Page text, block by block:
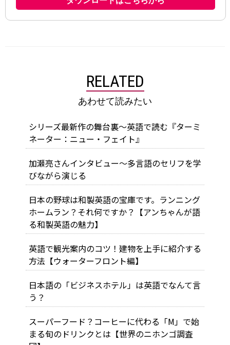
RELATED
あわせて読みたい
シリーズ最新作の舞台裏～英語で読む『ターミ
ネーター：ニュー・フェイト』
加瀬亮さんインタビュー～多言語のセリフを学
びながら演じる
日本の野球は和製英語の宝庫です。ランニング
ホームラン？それ何ですか？【アンちゃんが語
る和製英語の魅力】
英語で観光案内のコツ！建物を上手に紹介する
方法【ウォーターフロント編】
日本語の「ビジネスホテル」は英語でなんて言
う？
スーパーフード？コーヒーに代わる「M」で始
まる旬のドリンクとは【世界のニホンゴ調査